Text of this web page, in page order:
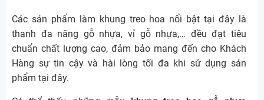
Các sản phẩm làm khung treo hoa nổi bật tại đây là
thanh đa năng gỗ nhựa, vỉ gỗ nhựa,… đều đạt tiêu
chuẩn chất lượng cao, đảm bảo mang đến cho Khách
Hàng sự tin cậy và hài lòng tối đa khi sử dụng sản
phẩm tại đây.